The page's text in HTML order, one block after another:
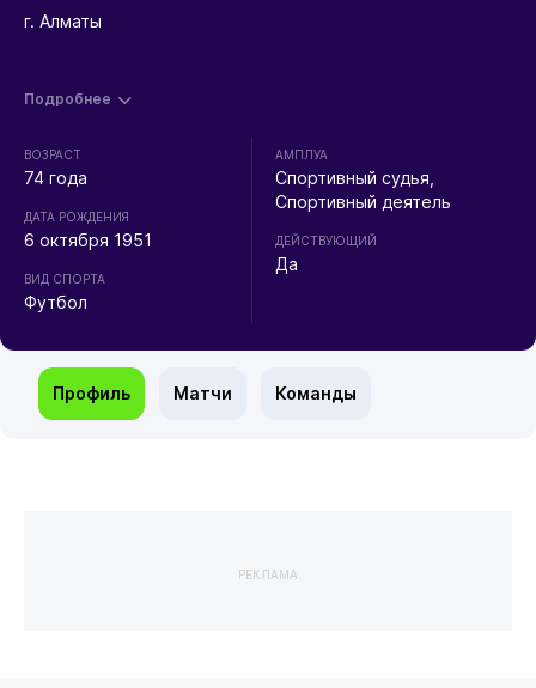
г. Алматы
Подробнее
ВОЗРАСТ
74 года
ДАТА РОЖДЕНИЯ
6 октября 1951
ВИД СПОРТА
Футбол
АМПЛУА
Спортивный судья,
Спортивный деятель
ДЕЙСТВУЮЩИЙ
Да
Профиль Матчи Команды
РЕКЛАМА